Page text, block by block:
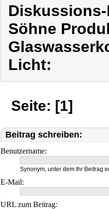
Söhne
Licht:
Seite: [1]
Beitrag schreiben:
Benutzername:
Synonym, unter dem Ihr Beitrag
E-Mail:
URL zum Beitrag: